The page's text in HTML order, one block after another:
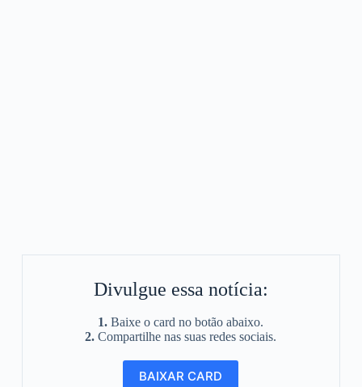
Divulgue essa notícia:
1. Baixe o card no botão abaixo.
2. Compartilhe nas suas redes sociais.